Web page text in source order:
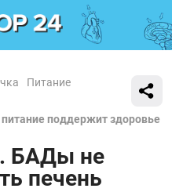
Питание
поддержит здоровье
БАДы не
печень